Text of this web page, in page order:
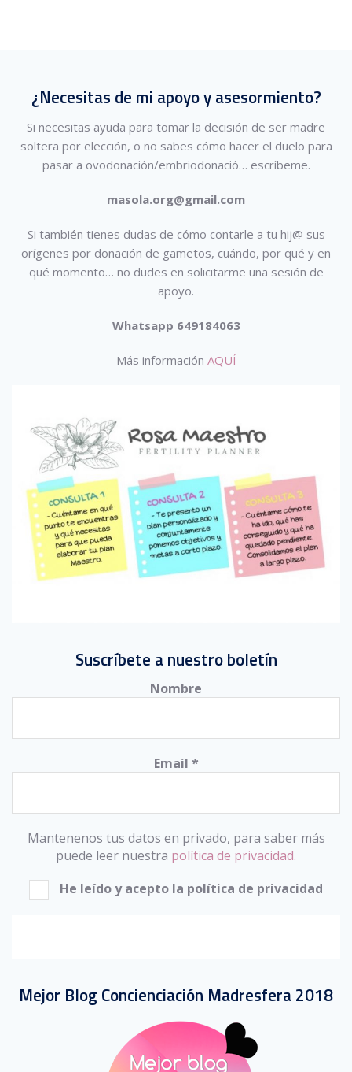
¿Necesitas de mi apoyo y asesormiento?
Si necesitas ayuda para tomar la decisión de ser madre
soltera por elección, o no sabes cómo hacer el duelo para
pasar a ovodonación/embriodonació… escríbeme.
masola.org@gmail.com
Si también tienes dudas de cómo contarle a tu hij@ sus
orígenes por donación de gametos, cuándo, por qué y en
qué momento… no dudes en solicitarme una sesión de
apoyo.
Whatsapp 649184063
Más información AQUÍ
Suscríbete a nuestro boletín
Nombre
Email *
Mantenenos tus datos en privado, para saber más
puede leer nuestra política de privacidad.
He leído y acepto la política de privacidad
Mejor Blog Concienciación Madresfera 2018